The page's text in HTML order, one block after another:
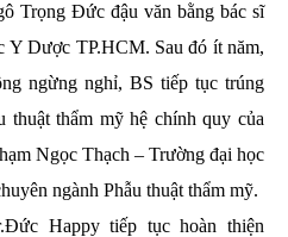
Trọng Đức đậu văn bằng bác sĩ
Y Dược TP.HCM. Sau đó ít năm,
ngừng nghỉ, BS tiếp tục trúng
thuật thẩm mỹ hệ chính quy của
Ngọc Thạch – Trường đại học
ngành Phẫu thuật thẩm mỹ.
Happy tiếp tục hoàn thiện